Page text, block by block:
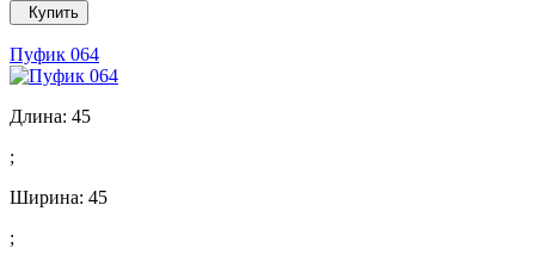
Купить
Пуфик 064
Длина: 45
;
Ширина: 45
;